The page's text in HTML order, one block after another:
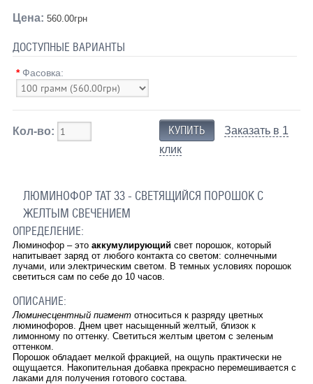
Цена: 560.00грн
ДОСТУПНЫЕ ВАРИАНТЫ
* Фасовка:
Кол-во:
Заказать в 1
клик
ЛЮМИНОФОР ТАТ 33 - СВЕТЯЩИЙСЯ ПОРОШОК С
ЖЕЛТЫМ СВЕЧЕНИЕМ
ОПРЕДЕЛЕНИЕ:
Люминофор – это аккумулирующий свет порошок, который
напитывает заряд от любого контакта со светом: солнечными
лучами, или электрическим светом. В темных условиях порошок
светиться сам по себе до 10 часов.
ОПИСАНИЕ:
Люминесцентный пигмент относиться к разряду цветных
люминофоров. Днем цвет насыщенный желтый, близок к
лимонному по оттенку. Светиться желтым цветом с зеленым
оттенком.
Порошок обладает мелкой фракцией, на ощупь практически не
ощущается. Накопительная добавка прекрасно перемешивается с
лаками для получения готового состава.